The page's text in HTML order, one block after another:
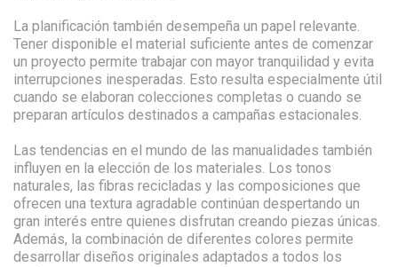
La planificación también desempeña un papel relevante.
Tener disponible el material suficiente antes de comenzar
un proyecto permite trabajar con mayor tranquilidad y evita
interrupciones inesperadas. Esto resulta especialmente útil
cuando se elaboran colecciones completas o cuando se
preparan artículos destinados a campañas estacionales.
Las tendencias en el mundo de las manualidades también
influyen en la elección de los materiales. Los tonos
naturales, las fibras recicladas y las composiciones que
ofrecen una textura agradable continúan despertando un
gran interés entre quienes disfrutan creando piezas únicas.
Además, la combinación de diferentes colores permite
desarrollar diseños originales adaptados a todos los